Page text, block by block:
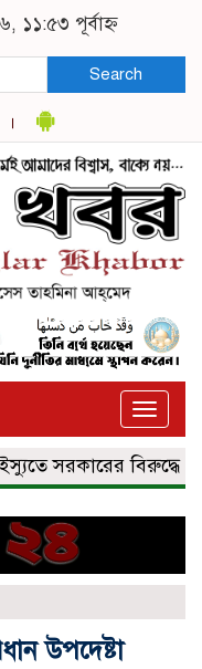
১১:৫৩ পূর্বাহ্ন
Search
Toggle
সরকারের বিরুদ্ধে
উপদেষ্টা